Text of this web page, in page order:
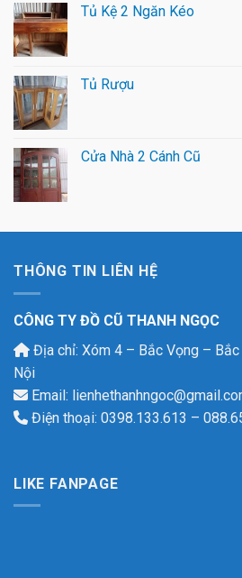
Tủ Kệ 2 Ngăn Kéo
Tủ Rượu
Cửa Nhà 2 Cánh Cũ
THÔNG TIN LIÊN HỆ
CÔNG TY ĐỒ CŨ THANH NGỌC
Địa chỉ: Xóm 4 – Bắc Vọng –
Nội
Email:
Điện thoại: 0398.133.613 –
LIKE FANPAGE